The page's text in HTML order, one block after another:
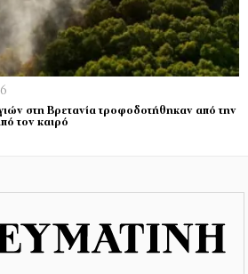
στη Βρετανία τροφοδοτήθηκαν από την
τον καιρό